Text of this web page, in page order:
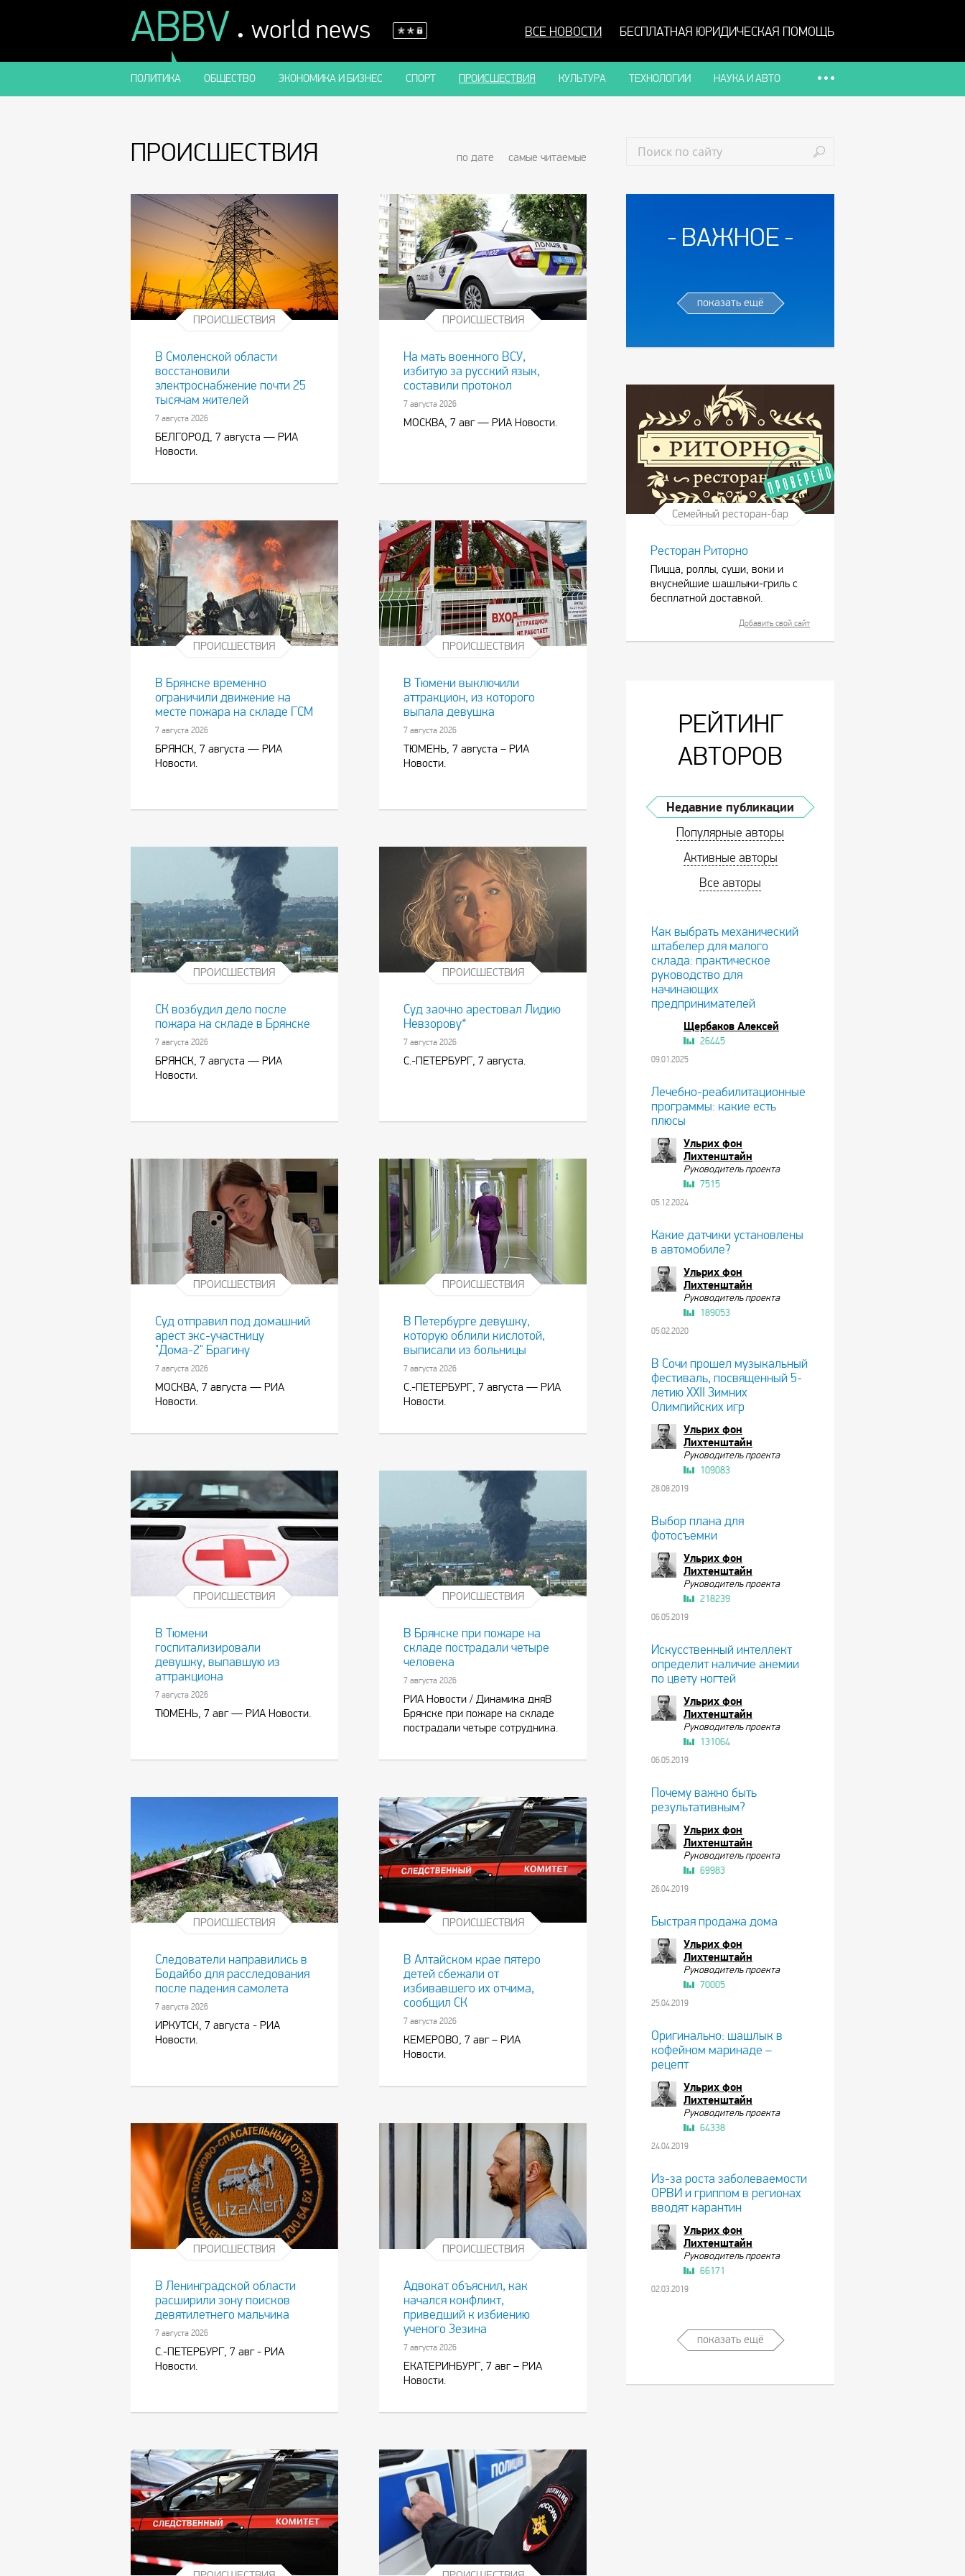
ABBV . world news ВСЕ НОВОСТИ БЕСПЛАТНАЯ ЮРИДИЧЕСКАЯ ПОМОЩЬ
ПОЛИТИКА ОБЩЕСТВО ЭКОНОМИКА И БИЗНЕС СПОРТ ПРОИСШЕСТВИЯ КУЛЬТУРА ТЕХНОЛОГИИ НАУКА И АВТО
ВАЖНОЕ
показать ещё
Семейный ресторан-бар
Ресторан Риторно
Пицца, роллы, суши, воки и
вкуснейшие шашлыки-гриль с
бесплатной доставкой.
Добавить свой сайт
РЕЙТИНГ
АВТОРОВ
Недавние публикации
Популярные авторы
Активные авторы
Все авторы
Как выбрать механический
штабелер для малого
склада: практическое
руководство для
начинающих
предпринимателей
Щербаков Алексей
26445
09.01.2025
Лечебно-реабилитационные
программы: какие есть
плюсы
Ульрих фон
Лихтенштайн
Руководитель проекта
7515
05.12.2024
Какие датчики установлены
в автомобиле?
Ульрих фон
Лихтенштайн
Руководитель проекта
189053
05.02.2020
В Сочи прошел музыкальный
фестиваль, посвященный 5-
летию XXII Зимних
Олимпийских игр
Ульрих фон
Лихтенштайн
Руководитель проекта
109083
28.08.2019
Выбор плана для
фотосъемки
Ульрих фон
Лихтенштайн
Руководитель проекта
218239
06.05.2019
Искусственный интеллект
определит наличие анемии
по цвету ногтей
Ульрих фон
Лихтенштайн
Руководитель проекта
131064
06.05.2019
Почему важно быть
результативным?
Ульрих фон
Лихтенштайн
Руководитель проекта
69983
26.04.2019
Быстрая продажа дома
Ульрих фон
Лихтенштайн
Руководитель проекта
70005
25.04.2019
Оригинально: шашлык в
кофейном маринаде –
рецепт
Ульрих фон
Лихтенштайн
Руководитель проекта
64338
24.04.2019
Из-за роста заболеваемости
ОРВИ и гриппом в регионах
вводят карантин
Ульрих фон
Лихтенштайн
Руководитель проекта
66171
02.03.2019
показать ещё
ПРОИСШЕСТВИЯ самые читаемые
по дате
ПРОИСШЕСТВИЯ
В Смоленской области
восстановили
электроснабжение почти 25
тысячам жителей
7 августа 2026
БЕЛГОРОД, 7 августа — РИА
Новости.
ПРОИСШЕСТВИЯ
На мать военного ВСУ,
избитую за русский язык,
составили протокол
7 августа 2026
МОСКВА, 7 авг — РИА Новости.
ПРОИСШЕСТВИЯ
В Брянске временно
ограничили движение на
месте пожара на складе ГСМ
7 августа 2026
БРЯНСК, 7 августа — РИА
Новости.
ПРОИСШЕСТВИЯ
В Тюмени выключили
аттракцион, из которого
выпала девушка
7 августа 2026
ТЮМЕНЬ, 7 августа – РИА
Новости.
ПРОИСШЕСТВИЯ
СК возбудил дело после
пожара на складе в Брянске
7 августа 2026
БРЯНСК, 7 августа — РИА
Новости.
ПРОИСШЕСТВИЯ
Суд заочно арестовал Лидию
Невзорову*
7 августа 2026
С.-ПЕТЕРБУРГ, 7 августа.
ПРОИСШЕСТВИЯ
Суд отправил под домашний
арест экс-участницу
"Дома-2" Брагину
7 августа 2026
МОСКВА, 7 августа — РИА
Новости.
ПРОИСШЕСТВИЯ
В Петербурге девушку,
которую облили кислотой,
выписали из больницы
7 августа 2026
С.-ПЕТЕРБУРГ, 7 августа — РИА
Новости.
ПРОИСШЕСТВИЯ
В Тюмени
госпитализировали
девушку, выпавшую из
аттракциона
7 августа 2026
ТЮМЕНЬ, 7 авг — РИА Новости.
ПРОИСШЕСТВИЯ
В Брянске при пожаре на
складе пострадали четыре
человека
7 августа 2026
РИА Новости / Динамика дняВ
Брянске при пожаре на складе
пострадали четыре сотрудника.
ПРОИСШЕСТВИЯ
Следователи направились в
Бодайбо для расследования
после падения самолета
7 августа 2026
ИРКУТСК, 7 августа - РИА
Новости.
ПРОИСШЕСТВИЯ
В Алтайском крае пятеро
детей сбежали от
избивавшего их отчима,
сообщил СК
7 августа 2026
КЕМЕРОВО, 7 авг – РИА
Новости.
ПРОИСШЕСТВИЯ
В Ленинградской области
расширили зону поисков
девятилетнего мальчика
7 августа 2026
С.-ПЕТЕРБУРГ, 7 авг - РИА
Новости.
ПРОИСШЕСТВИЯ
Адвокат объяснил, как
начался конфликт,
приведший к избиению
ученого Зезина
7 августа 2026
ЕКАТЕРИНБУРГ, 7 авг – РИА
Новости.